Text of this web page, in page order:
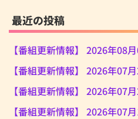
最近の投稿
【番組更新情報】 2026年08
【番組更新情報】 2026年07
【番組更新情報】 2026年07
【番組更新情報】 2026年07